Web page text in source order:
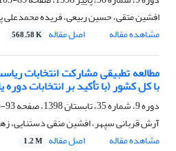
افشین متقی، حسین ربیعی، فریده محمدعلی
مشاهده مقاله
اصل مقاله 568.58 K
مطالعه تطبیقی مشارکت انتخابات
با کل کشور (با تأکید بر انتخابات
دوره 9، شماره 35، تابستان 1398، صفحه
93-115
آرش قربانی سپهر، افشین متقی دستنایی،
مشاهده مقاله
اصل مقاله 1.2 M